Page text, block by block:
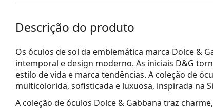
Descrição do produto
Os óculos de sol da emblemática marca Dolce &
intemporal e design moderno. As iniciais D&G
estilo de vida e marca tendências. A coleção de
multicolorida, sofisticada e luxuosa, inspirada na
A coleção de óculos Dolce & Gabbana traz